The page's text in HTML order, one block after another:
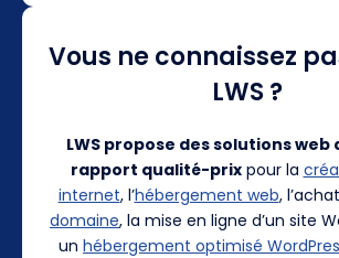
Vous ne connaissez
LWS ?
LWS propose des solutions web
rapport qualité-prixpour la
internet, l’hébergement web,
domaine, la mise en ligne d’un site
un hébergement optimisé